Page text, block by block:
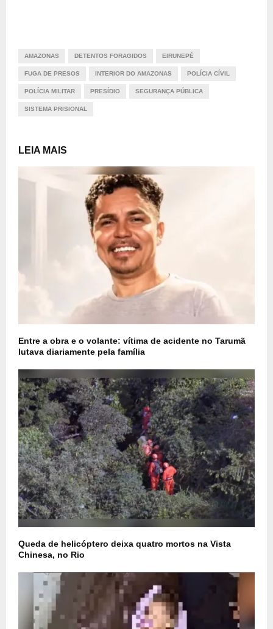
AMAZONAS DETENTOS FORAGIDOS EIRUNEPÉ
FUGA DE PRESOS INTERIOR DO AMAZONAS POLÍCIA CÍVIL
POLÍCIA MILITAR PRESÍDIO SEGURANÇA PÚBLICA
SISTEMA PRISIONAL
LEIA MAIS
Entre a obra e o volante: vítima de acidente no Tarumã
lutava diariamente pela família
Queda de helicóptero deixa quatro mortos na Vista
Chinesa, no Rio